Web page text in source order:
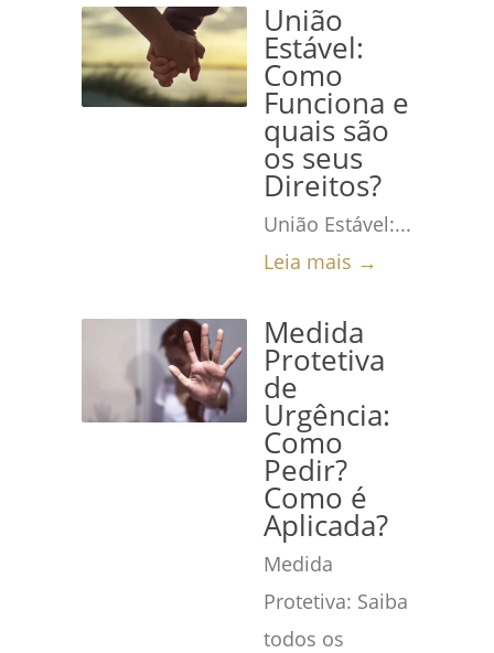
União
Estável:
Como
Funciona e
quais são
os seus
Direitos?
União Estável:...
Leia mais →
Medida
Protetiva
de
Urgência:
Como
Pedir?
Como é
Aplicada?
Medida
Protetiva: Saiba
todos os